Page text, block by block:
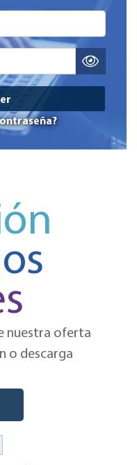
nuestra oferta
o descarga